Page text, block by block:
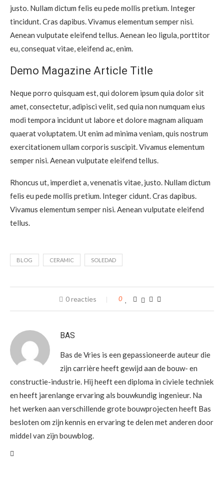
justo. Nullam dictum felis eu pede mollis pretium. Integer
tincidunt. Cras dapibus. Vivamus elementum semper nisi.
Aenean vulputate eleifend tellus. Aenean leo ligula, porttitor
eu, consequat vitae, eleifend ac, enim.
Demo Magazine Article Title
Neque porro quisquam est, qui dolorem ipsum quia dolor sit
amet, consectetur, adipisci velit, sed quia non numquam eius
modi tempora incidunt ut labore et dolore magnam aliquam
quaerat voluptatem. Ut enim ad minima veniam, quis nostrum
exercitationem ullam corporis suscipit. Vivamus elementum
semper nisi. Aenean vulputate eleifend tellus.
Rhoncus ut, imperdiet a, venenatis vitae, justo. Nullam dictum
felis eu pede mollis pretium. Integer cidunt. Cras dapibus.
Vivamus elementum semper nisi. Aenean vulputate eleifend
tellus.
BLOG CERAMIC SOLEDAD
0 reacties 0
BAS
Bas de Vries is een gepassioneerde auteur die
zijn carrière heeft gewijd aan de bouw- en
constructie-industrie. Hij heeft een diploma in civiele techniek
en heeft jarenlange ervaring als bouwkundig ingenieur. Na
het werken aan verschillende grote bouwprojecten heeft Bas
besloten om zijn kennis en ervaring te delen met anderen door
middel van zijn bouwblog.